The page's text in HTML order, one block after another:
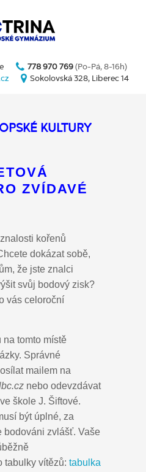
778 970 769 (Po-Pá, 8-16h)
Sokolovská 328, Liberec 14
KULTURY
ZVÍDAVÉ
kořenů
dokázat sobě,
že jste znalci
svůj bodový zisk?
vás celoroční
na tomto místě
Správné
mailem na
nebo odevzdávat
škole J. Šiftové.
být úplné, za
bodováni zvlášť. Vaše
tabulky vítězů: tabulka